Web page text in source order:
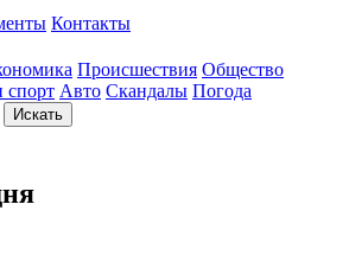
Контакты
Происшествия Общество
спорт Авто Скандалы Погода